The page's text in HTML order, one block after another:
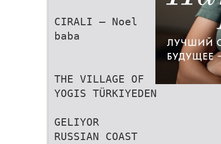
CIRALI – Noel
baba
THE VILLAGE OF
YOGIS TÜRKIYEDEN
GELIYOR
RUSSIAN COAST